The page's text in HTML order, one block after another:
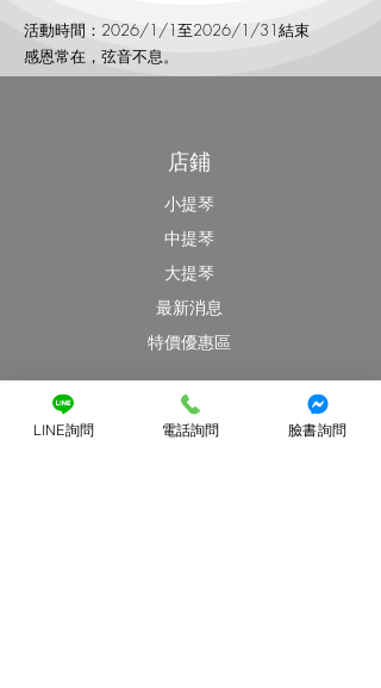
活動時間：2026/1/1至2026/1/31結束
感恩常在，弦音不息。
店鋪
小提琴
中提琴
大提琴
最新消息
特價優惠區
客戶服務
提琴維修
LINE詢問 電話詢問 臉書詢問